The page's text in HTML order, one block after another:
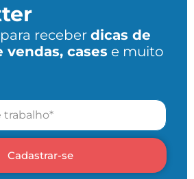
receber dicas de
cases e muito
Cadastrar-se